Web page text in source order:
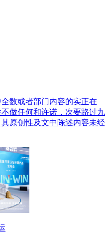
数或者部门内容的实正在
做任何和许诺，次要路过九
原创性及文中陈述内容未经